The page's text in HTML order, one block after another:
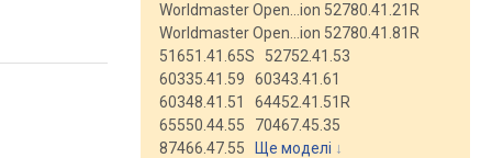
Worldmaster Open…ion 52780.41.21R
Worldmaster Open…ion 52780.41.81R
51651.41.65S
52752.41.53
60335.41.59
60343.41.61
60348.41.51
64452.41.51R
65550.44.55
70467.45.35
87466.47.55
Ще моделі ↓